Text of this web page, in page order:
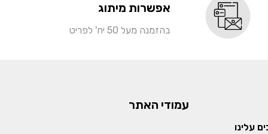
אפשרות מיתוג
בהזמנה מעל 50 יח' לפריט
עלינו
עמודי האתר